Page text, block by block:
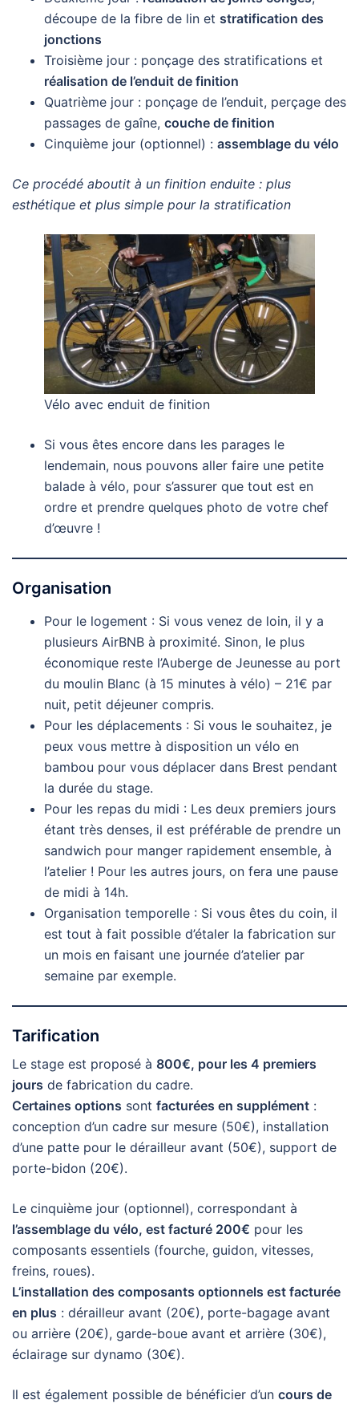
découpe de la fibre de lin et stratification des
jonctions
Troisième jour : ponçage des stratifications et
réalisation de l’enduit de finition
Quatrième jour : ponçage de l’enduit, perçage des
passages de gaîne, couche de finition
Cinquième jour (optionnel) : assemblage du vélo
Ce procédé aboutit à un finition enduite : plus
esthétique et plus simple pour la stratification
Vélo avec enduit de finition
Si vous êtes encore dans les parages le
lendemain, nous pouvons aller faire une petite
balade à vélo, pour s’assurer que tout est en
ordre et prendre quelques photo de votre chef
d’œuvre !
Organisation
Pour le logement : Si vous venez de loin, il y a
plusieurs AirBNB à proximité. Sinon, le plus
économique reste l’Auberge de Jeunesse au port
du moulin Blanc (à 15 minutes à vélo) – 21€ par
nuit, petit déjeuner compris.
Pour les déplacements : Si vous le souhaitez, je
peux vous mettre à disposition un vélo en
bambou pour vous déplacer dans Brest pendant
la durée du stage.
Pour les repas du midi : Les deux premiers jours
étant très denses, il est préférable de prendre un
sandwich pour manger rapidement ensemble, à
l’atelier ! Pour les autres jours, on fera une pause
de midi à 14h.
Organisation temporelle : Si vous êtes du coin, il
est tout à fait possible d’étaler la fabrication sur
un mois en faisant une journée d’atelier par
semaine par exemple.
Tarification
Le stage est proposé à 800€, pour les 4 premiers
jours de fabrication du cadre.
Certaines options sont facturées en supplément :
conception d’un cadre sur mesure (50€), installation
d’une patte pour le dérailleur avant (50€), support de
porte-bidon (20€).
Le cinquième jour (optionnel), correspondant à
l’assemblage du vélo, est facturé 200€ pour les
composants essentiels (fourche, guidon, vitesses,
freins, roues).
L’installation des composants optionnels est facturée
en plus : dérailleur avant (20€), porte-bagage avant
ou arrière (20€), garde-boue avant et arrière (30€),
éclairage sur dynamo (30€).
Il est également possible de bénéficier d’un cours de